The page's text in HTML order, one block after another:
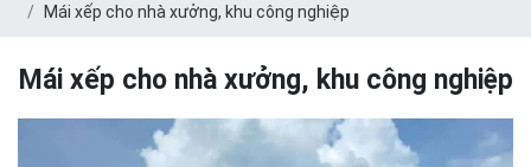
Mái xếp cho nhà xưởng, khu công nghiệp
Mái xếp cho nhà xưởng, khu công nghiệp